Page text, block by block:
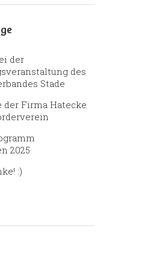
der
des
Stade
der Firma Hatecke
2025
:)